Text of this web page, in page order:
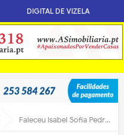
DIGITAL DE VIZELA
Faleceu Isabel Sofia Pedrosa Alves